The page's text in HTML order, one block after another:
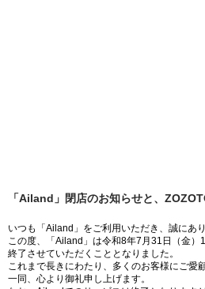
「Ailand」閉店のお知らせと、
いつも「Ailand」をご利用いただき、誠にあ
この度、「Ailand」は令和8年7月31日（金）
終了させていただくこととなりました。
これまで長きにわたり、多くのお客様にご愛
一同、心より御礼申し上げます。